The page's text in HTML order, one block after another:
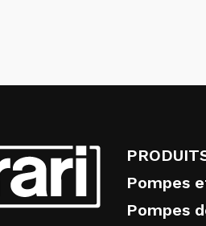
Pompes
Pompes